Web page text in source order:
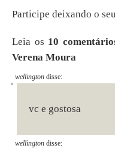
Participe deixando o
Leia os 10
Verena Moura
wellington disse:
vc e gostosa
wellington disse: